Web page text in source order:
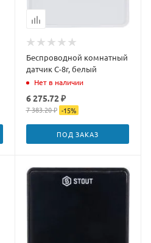
Беспроводной комнатный
датчик C-8r, белый
Нет в наличии
6 275.72 ₽
7 383.20 ₽ -15%
ПОД ЗАКАЗ